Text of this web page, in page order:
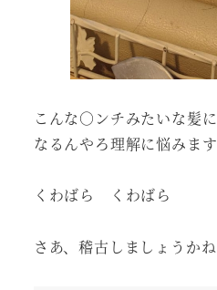
こんな○ンチみたいな髪に
なるんやろ理解に悩みます
くわばら くわばら
さあ、稽古しましょうかね